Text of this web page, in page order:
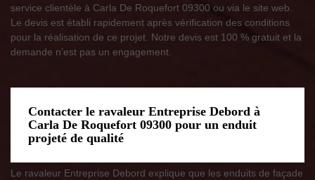
service clientèle à Carla De Roquefort 09300 ou via le site web.
Le devis est établi rapidement après vérification des conditions
pour la réalisation de ce projet. Notre devis est 100 % gratuit et la
demande n’est pas un engagement.
Contacter le ravaleur Entreprise Debord à
Carla De Roquefort 09300 pour un enduit
projeté de qualité
Le ravaleur Entreprise Debord explique que les enduits de façade